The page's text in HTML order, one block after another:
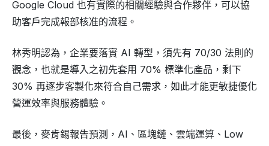
Google Cloud 也有實際的相關經驗與合作夥伴，可以協
助客戶完成報部核准的流程。
林秀明認為，企業要落實 AI 轉型，須先有 70/30 法則的
觀念，也就是導入之初先套用 70% 標準化產品，剩下
30% 再逐步客製化來符合自己需求，如此才能更敏捷優化
營運效率與服務體驗。
最後，麥肯錫報告預測，AI、區塊鏈、雲端運算、Low